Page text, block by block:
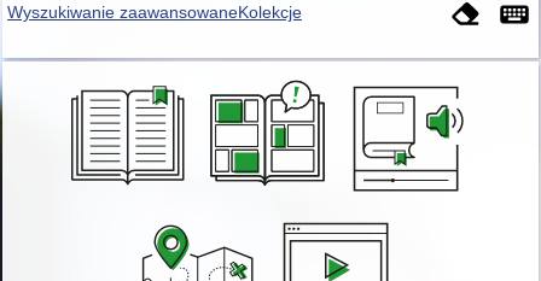
Wyszukiwanie zaawansowaneKolekcje